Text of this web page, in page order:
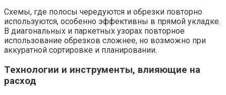
Схемы, где полосы чередуются и обрезки повторно
используются, особенно эффективны в прямой укладке.
В диагональных и паркетных узорах повторное
использование обрезков сложнее, но возможно при
аккуратной сортировке и планировании.
Технологии и инструменты, влияющие на
расход